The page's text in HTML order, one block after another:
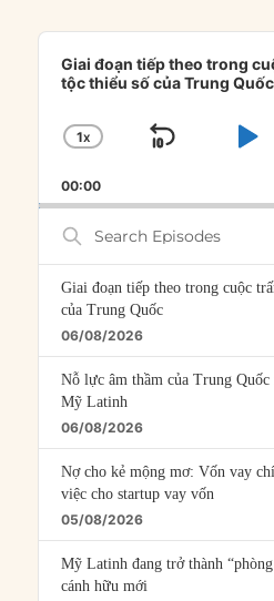
Audio
Player
Giai đoạn tiếp theo trong
tộc thiểu số của Trung Quốc
CHANGE
RATE
1X
SKIP
00:00
Search
Episodes
Giai đoạn tiếp theo trong cuộc
của Trung Quốc
06/08/2026
Nỗ lực âm thầm của Trung
Mỹ Latinh
06/08/2026
Nợ cho kẻ mộng mơ: Vốn vay
việc cho startup vay vốn
05/08/2026
Mỹ Latinh đang trở thành
cánh hữu mới